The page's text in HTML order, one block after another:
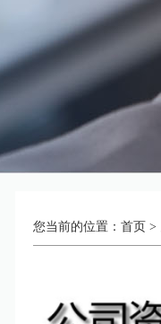
您当前的位置： 首页 >